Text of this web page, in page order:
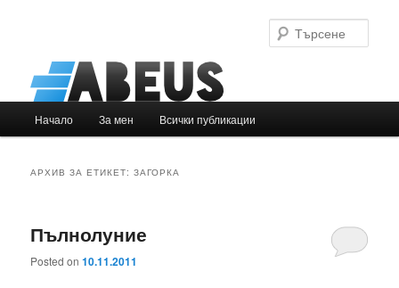
Към
Към
Начало За мен Всички публикации
АРХИВ ЗА ЕТИКЕТ:ЗАГОРКА
Пълнолуние
Posted on10.11.2011